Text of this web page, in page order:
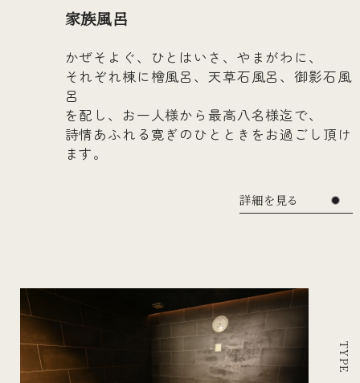
家族風呂
かぜそよぐ、ひとはいさ、やまがわに、
それぞれ棟に檜風呂、天草石風呂、御影石風
呂
を配し、お一人様から最高八名様迄で、
詩情あふれる寛ぎのひとときをお過ごし頂け
ます。
詳細を見る
TYPE